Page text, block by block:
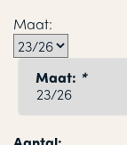
Maat:
Maat: *